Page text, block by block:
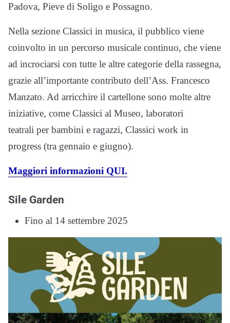
Padova, Pieve di Soligo e Possagno.
Nella sezione Classici in musica, il pubblico viene
coinvolto in un percorso musicale continuo, che viene
ad incrociarsi con tutte le altre categorie della rassegna,
grazie all’importante contributo dell’Ass. Francesco
Manzato. Ad arricchire il cartellone sono molte altre
iniziative, come Classici al Museo, laboratori
teatrali per bambini e ragazzi, Classici work in
progress (tra gennaio e giugno).
Maggiori informazioni QUI.
Sile Garden
Fino al 14 settembre 2025